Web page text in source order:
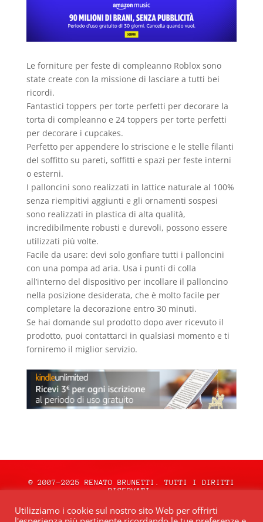
Le forniture per feste di compleanno Roblox sono
state create con la missione di lasciare a tutti bei
ricordi.
Fantastici toppers per torte perfetti per decorare la
torta di compleanno e 24 toppers per torte perfetti
per decorare i cupcakes.
Perfetto per appendere lo striscione e le stelle filanti
del soffitto su pareti, soffitti e spazi per feste interni
o esterni.
I palloncini sono realizzati in lattice naturale al 100%
senza riempitivi aggiunti e gli ornamenti sospesi
sono realizzati in plastica di alta qualità,
incredibilmente robusti e durevoli, possono essere
utilizzati più volte.
Facile da usare: devi solo gonfiare tutti i palloncini
con una pompa ad aria. Usa i punti di colla
all’interno del dispositivo per incollare il palloncino
nella posizione desiderata, che è molto facile per
completare la decorazione entro 30 minuti.
Se hai domande sul prodotto dopo aver ricevuto il
prodotto, puoi contattarci in qualsiasi momento e ti
forniremo il miglior servizio.
© 2007-2025 RENATO BRUNETTI. TUTTI I DIRITTI
RISERVATI.
natale.oceweb.it è ospitato da:
OCEWeb
Network| POWERED BY BRWeb.it |
PRIVACY
Utilizziamo i cookie sul nostro sito Web per offrirti